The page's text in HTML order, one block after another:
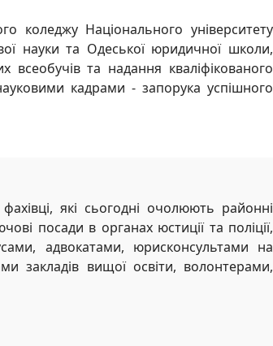
коледжу Національного університету
науки та Одеської юридичної школи,
та надання кваліфікованого
кадрами - запорука успішного
які сьогодні очолюють районні
посади в органах юстиції та поліції,
адвокатами, юрисконсультами на
закладів вищої освіти, волонтерами,